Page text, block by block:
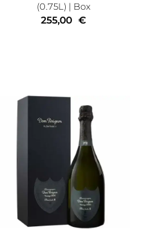
(0.75L) | Box
255,00 €